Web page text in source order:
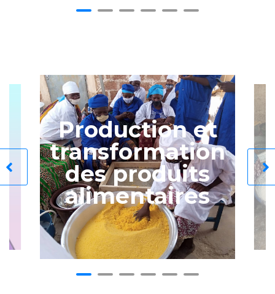
Production et
transformation
des produits
alimentaires